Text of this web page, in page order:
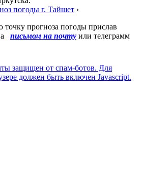
погоды г. Тайшет ›
прогноза погоды прислав
письмом на почту или телеграмм
защищен от спам-ботов. Для
должен быть включен Javascript.